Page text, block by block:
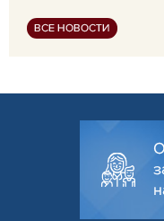
ВСЕ НОВОСТИ